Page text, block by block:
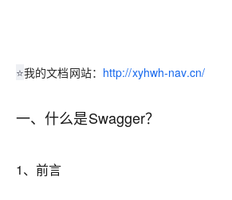
⭐我的文档网站： http://xyhwh-nav.cn/
一、什么是Swagger？
1、前言